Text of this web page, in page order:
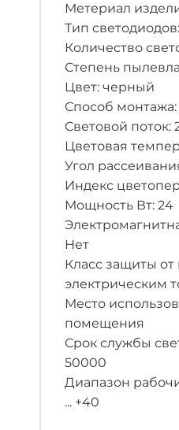
Метериал
Тип
Количество
Степень
Цвет: черный
Способ
Световой поток:
Цветовая
Угол
Индекс
Мощность Вт: 24
Нет
Класс защиты
электрическим
Место
помещения
Срок службы
50000
Диапазон
... +40